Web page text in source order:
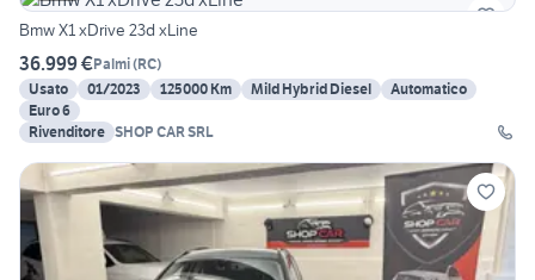
Bmw X1 xDrive 23d xLine
36.999 €Palmi(RC)
Usato
01/2023 125000 Km Mild Hybrid Diesel
Automatico
Euro 6
Rivenditore SHOP CAR SRL